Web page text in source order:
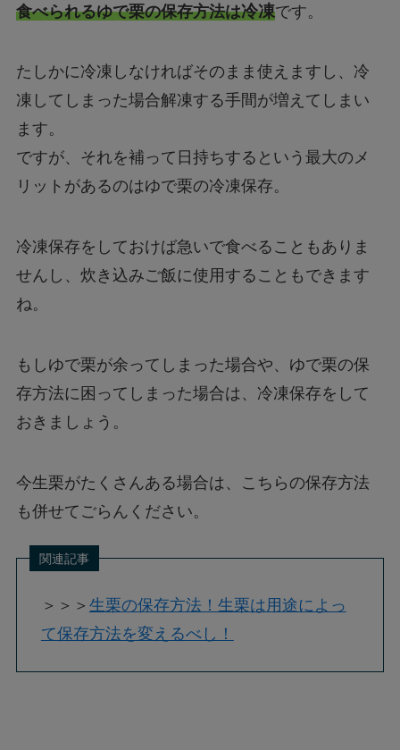
食べられるゆで栗の保存方法は冷凍です。
たしかに冷凍しなければそのまま使えますし、冷
凍してしまった場合解凍する手間が増えてしまい
ます。
ですが、それを補って日持ちするという最大のメ
リットがあるのはゆで栗の冷凍保存。
冷凍保存をしておけば急いで食べることもありま
せんし、炊き込みご飯に使用することもできます
ね。
もしゆで栗が余ってしまった場合や、ゆで栗の保
存方法に困ってしまった場合は、冷凍保存をして
おきましょう。
今生栗がたくさんある場合は、こちらの保存方法
も併せてごらんください。
＞＞＞ 生栗の保存方法！生栗は用途によっ
て保存方法を変えるべし！